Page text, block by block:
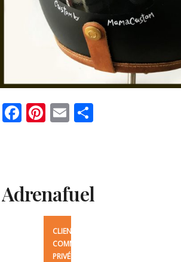
Facebook
Pinterest
Email
Adrenafuel
CLIENT:
COMMANDE
PRIVÉE